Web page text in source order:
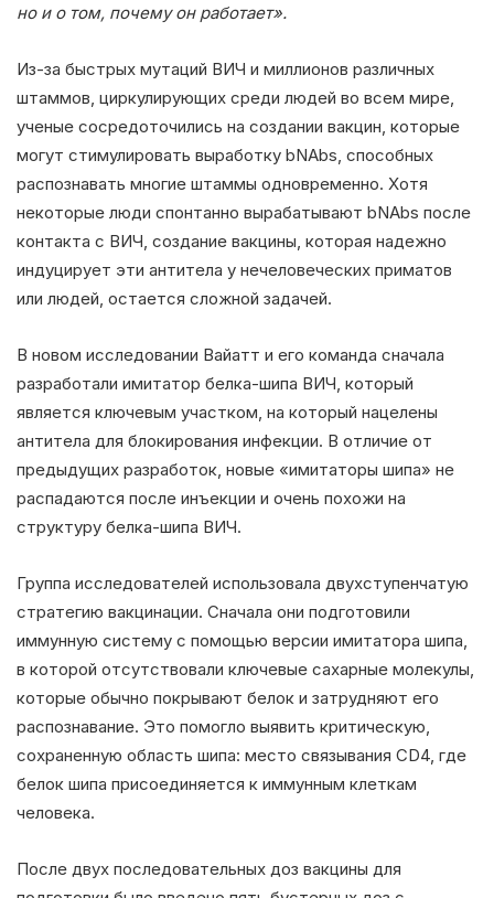
но и о том, почему он работает».
Из-за быстрых мутаций ВИЧ и миллионов различных
штаммов, циркулирующих среди людей во всем мире,
ученые сосредоточились на создании вакцин, которые
могут стимулировать выработку bNAbs, способных
распознавать многие штаммы одновременно. Хотя
некоторые люди спонтанно вырабатывают bNAbs после
контакта с ВИЧ, создание вакцины, которая надежно
индуцирует эти антитела у нечеловеческих приматов
или людей, остается сложной задачей.
В новом исследовании Вайатт и его команда сначала
разработали имитатор белка-шипа ВИЧ, который
является ключевым участком, на который нацелены
антитела для блокирования инфекции. В отличие от
предыдущих разработок, новые «имитаторы шипа» не
распадаются после инъекции и очень похожи на
структуру белка-шипа ВИЧ.
Группа исследователей использовала двухступенчатую
стратегию вакцинации. Сначала они подготовили
иммунную систему с помощью версии имитатора шипа,
в которой отсутствовали ключевые сахарные молекулы,
которые обычно покрывают белок и затрудняют его
распознавание. Это помогло выявить критическую,
сохраненную область шипа: место связывания CD4, где
белок шипа присоединяется к иммунным клеткам
человека.
После двух последовательных доз вакцины для